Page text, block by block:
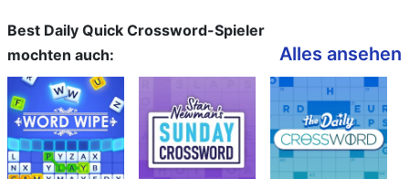
Best Daily Quick Crossword-Spieler
mochten auch:
Alles ansehen